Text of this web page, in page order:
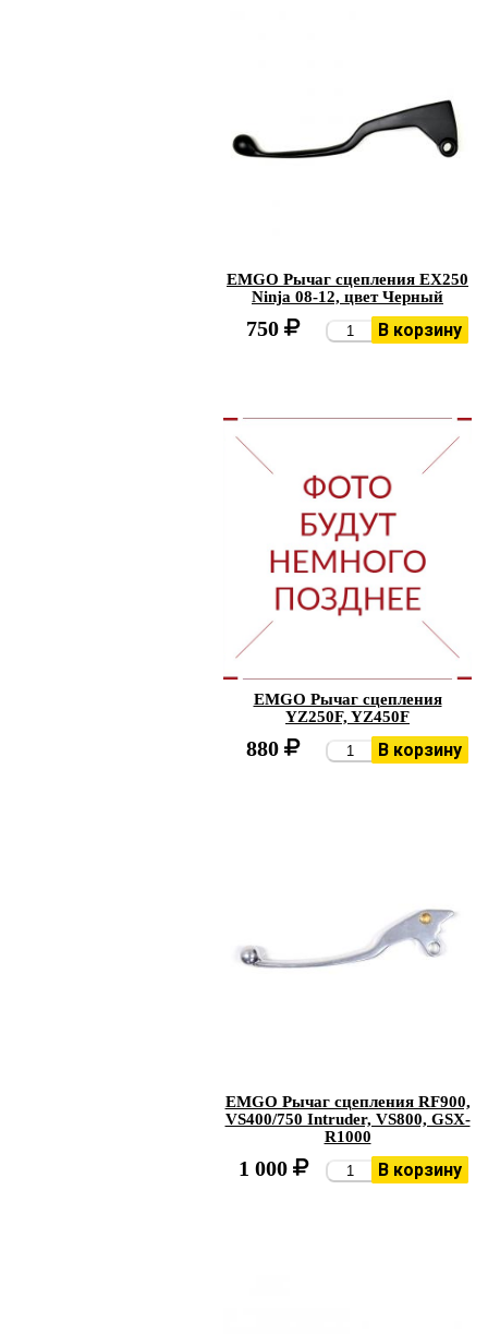
EMGO Рычаг сцепления EX250
Ninja 08-12, цвет Черный
750 В корзину
EMGO Рычаг сцепления
YZ250F, YZ450F
880 В корзину
EMGO Рычаг сцепления RF900,
VS400/750 Intruder, VS800, GSX-
R1000
1 000 В корзину